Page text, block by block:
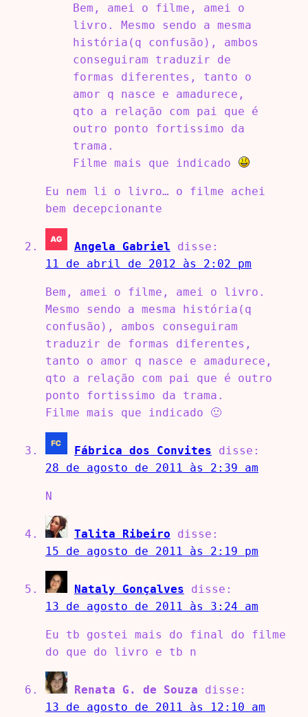
Bem, amei o filme, amei o
livro. Mesmo sendo a mesma
história(q confusão), ambos
conseguiram traduzir de
formas diferentes, tanto o
amor q nasce e amadurece,
qto a relação com pai que é
outro ponto fortissimo da
trama.
Filme mais que indicado
Eu nem li o livro… o filme achei
bem decepcionante
Angela Gabriel
disse:
11 de abril de 2012 às 2:02 pm
Bem, amei o filme, amei o livro.
Mesmo sendo a mesma história(q
confusão), ambos conseguiram
traduzir de formas diferentes,
tanto o amor q nasce e amadurece,
qto a relação com pai que é outro
ponto fortissimo da trama.
Filme mais que indicado 🙂
Fábrica dos Convites
disse:
28 de agosto de 2011 às 2:39 am
N
Talita Ribeiro
disse:
15 de agosto de 2011 às 2:19 pm
Nataly Gonçalves
disse:
13 de agosto de 2011 às 3:24 am
Eu tb gostei mais do final do filme
do que do livro e tb n
Renata G. de Souza
disse:
13 de agosto de 2011 às 12:10 am